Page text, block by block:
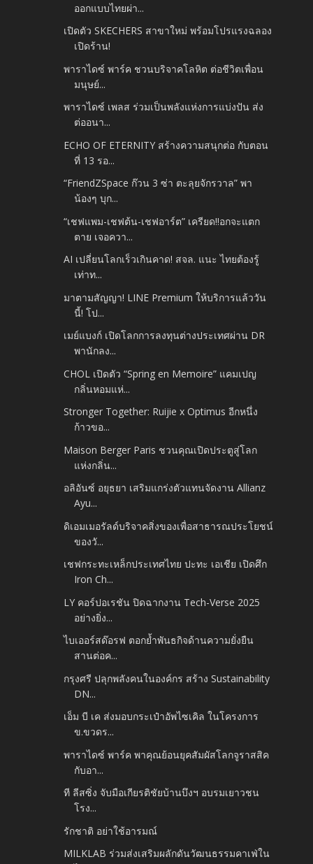
ออกแบบไทยผ่า...
เปิดตัว SKECHERS สาขาใหม่ พร้อมโปรแรงฉลอง
เปิดร้าน!
พาราไดซ์ พาร์ค ชวนบริจาคโลหิต ต่อชีวิตเพื่อน
มนุษย์...
พาราไดซ์ เพลส ร่วมเป็นพลังแห่งการแบ่งปัน ส่ง
ต่ออนา...
ECHO OF ETERNITY สร้างความสนุกต่อ กับตอน
ที่ 13 รอ...
“FriendZSpace ก๊วน 3 ซ่า ตะลุยจักรวาล” พา
น้องๆ บุก...
“เชฟแพม-เชฟต้น-เชฟอาร์ต” เครียด!!อกจะแตก
ตาย เจอควา...
AI เปลี่ยนโลกเร็วเกินคาด! สจล. แนะ ไทยต้องรู้
เท่าท...
มาตามสัญญา! LINE Premium ให้บริการแล้ววัน
นี้! โป...
เมย์แบงก์ เปิดโลกการลงทุนต่างประเทศผ่าน DR
พานักลง...
CHOL เปิดตัว “Spring en Memoire” แคมเปญ
กลิ่นหอมแห่...
Stronger Together: Ruijie x Optimus อีกหนึ่ง
ก้าวขอ...
Maison Berger Paris ชวนคุณเปิดประตูสู่โลก
แห่งกลิ่น...
อลิอันซ์ อยุธยา เสริมแกร่งตัวแทนจัดงาน Allianz
Ayu...
ดิเอมเมอรัลด์บริจาคสิ่งของเพื่อสาธารณประโยชน์
ของวั...
เชฟกระทะเหล็กประเทศไทย ปะทะ เอเชีย เปิดศึก
Iron Ch...
LY คอร์ปอเรชัน ปิดฉากงาน Tech-Verse 2025
อย่างยิ่ง...
ไบเออร์สด๊อรฟ ตอกย้ำพันธกิจด้านความยั่งยืน
สานต่อค...
กรุงศรี ปลุกพลังคนในองค์กร สร้าง Sustainability
DN...
เอ็ม บี เค ส่งมอบกระเป๋าอัพไซเคิล ในโครงการ
ข.ขวดร...
พาราไดซ์ พาร์ค พาคุณย้อนยุคสัมผัสโลกจูราสสิค
กับอา...
ที ลีสซิ่ง จับมือเกียรติชัยบ้านบึงฯ อบรมเยาวชน
โรง...
รักชาติ อย่าใช้อารมณ์
MILKLAB ร่วมส่งเสริมผลักดันวัฒนธรรมคาเฟ่ใน